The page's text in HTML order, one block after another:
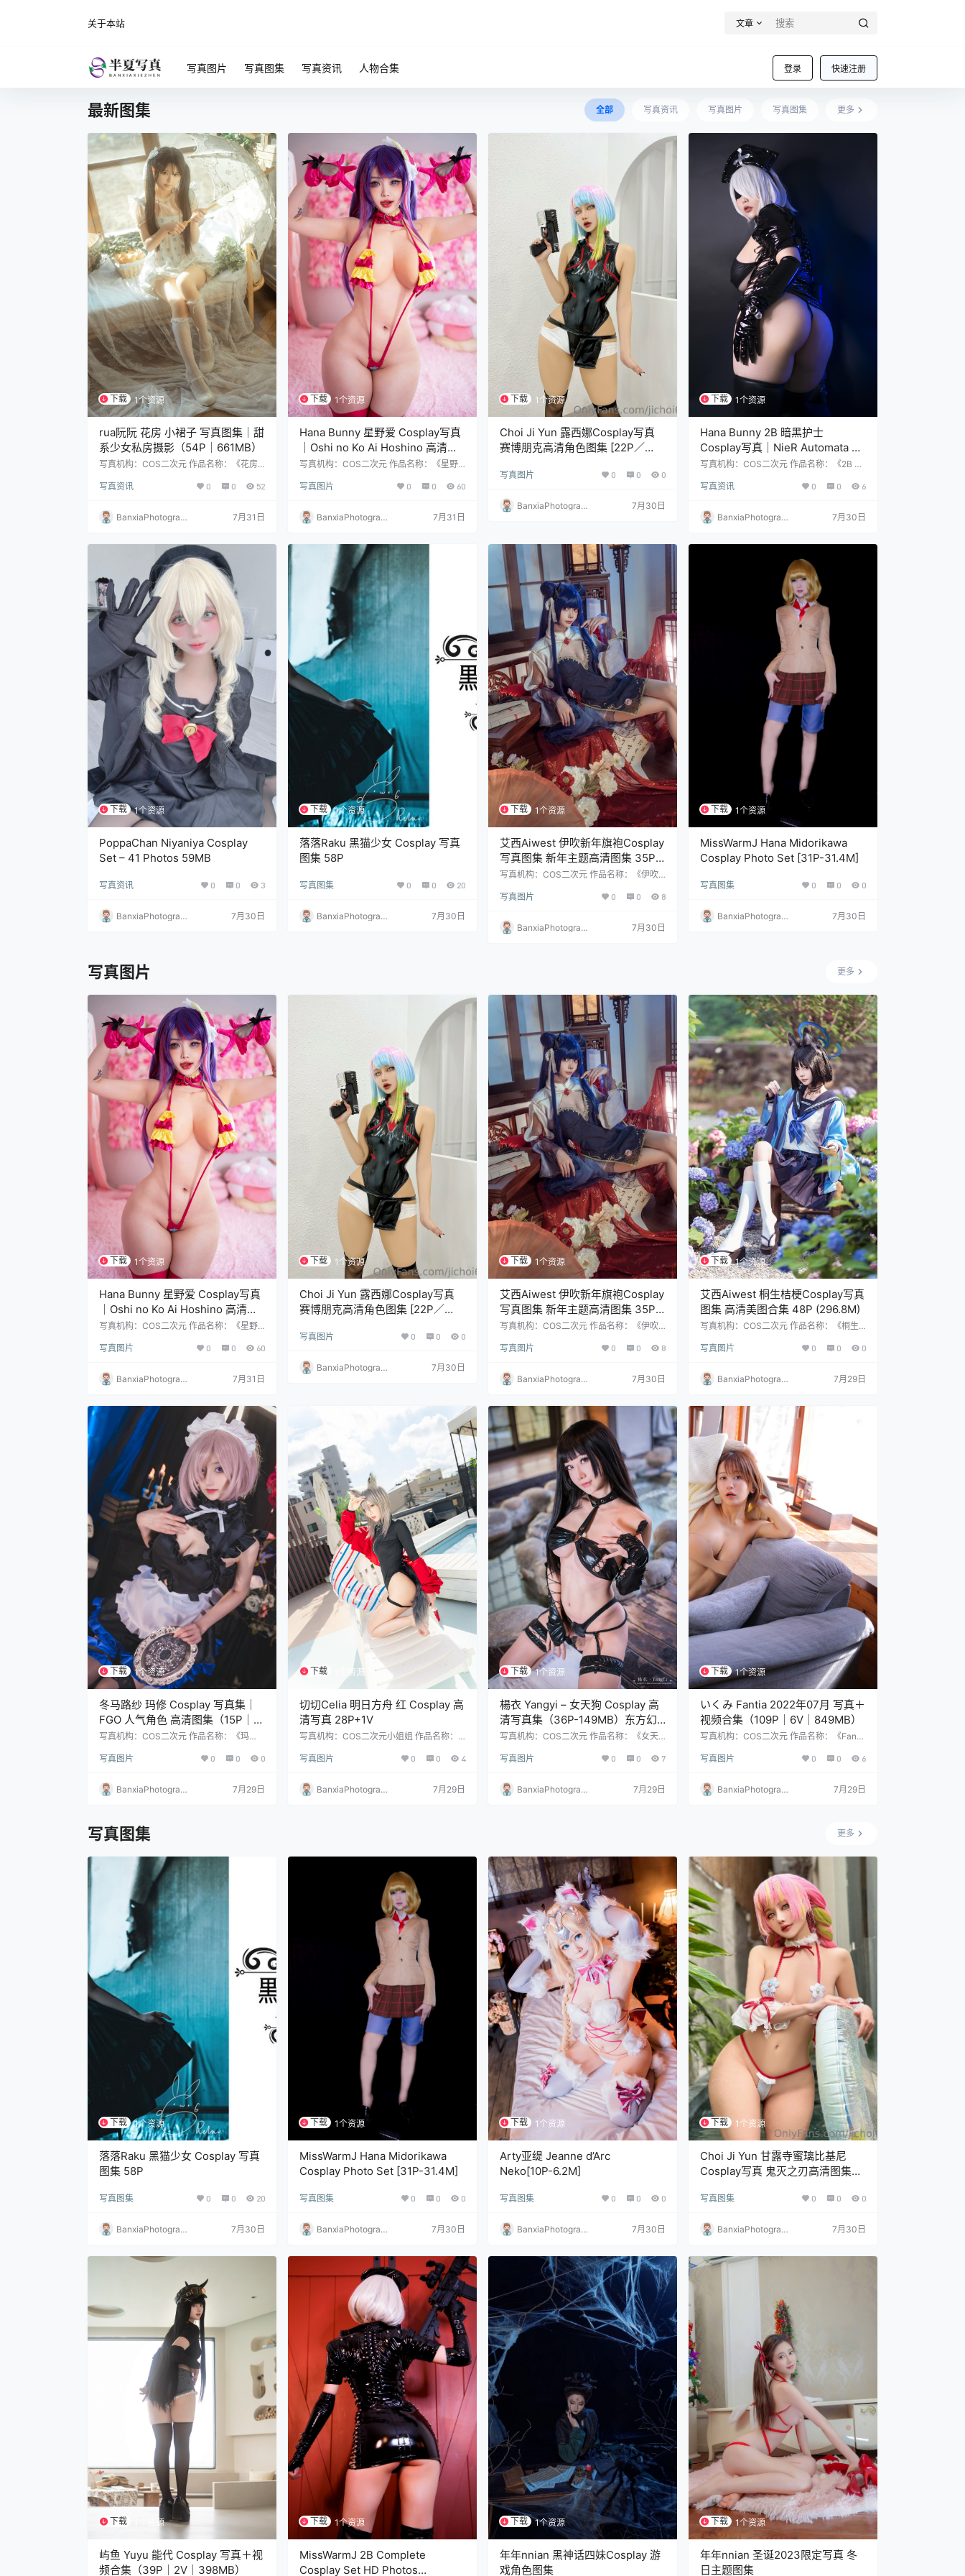
关于本站 文章
登录 快速注册
写真图片 写真图集 写真资讯 人物合集
最新图集 全部 写真资讯 写真图片 写真图集 更多
下载 1个资源
rua阮阮 花房 小裙子 写真图集｜甜
系少女私房摄影（54P｜661MB）
写真机构：COS二次元 作品名称：《花房
张 资源大小：661MB
写真资讯 0 0 52
BanxiaPhotograp
7月31日
下载 1个资源
Hana Bunny 星野爱 Cosplay写真
｜Oshi no Ko Ai Hoshino 高清图
片合集[18P-234.4M]
写真机构：COS二次元 作品名称：《星野
8张 资源大小：234.4MB
写真图片 0 0 60
BanxiaPhotograp
7月31日
下载 1个资源
Choi Ji Yun 露西娜Cosplay写真
赛博朋克高清角色图集 [22P／
写真图片 0 0 0
BanxiaPhotograp
7月30日
下载 1个资源
Hana Bunny 2B 暗黑护士
Cosplay写真｜NieR Automata 2B
Dark Nurse 高清图集[8P-76.4M]
写真机构：COS二次元 作品名称：《2B 暗
量：8张 资源大小：76.4MB
写真资讯 0 0 6
BanxiaPhotograp
7月30日
下载 1个资源
PoppaChan Niyaniya Cosplay
Set – 41 Photos 59MB
写真资讯 0 0 3
BanxiaPhotograp
7月30日
下载 1个资源
落落Raku 黑猫少女 Cosplay 写真
图集 58P
写真图集 0 0 20
BanxiaPhotograp
7月30日
下载 1个资源
艾西Aiwest 伊吹新年旗袍Cosplay
写真图集 新年主题高清图集 35P
(396.8M)
写真机构：COS二次元 作品名称：《伊吹
量：35张 资源大小：396.8MB
写真图片 0 0 8
BanxiaPhotograp
7月30日
下载 1个资源
MissWarmJ Hana Midorikawa
Cosplay Photo Set [31P-31.4M]
写真图集 0 0 0
BanxiaPhotograp
7月30日
写真图片 更多
下载 1个资源
Hana Bunny 星野爱 Cosplay写真
｜Oshi no Ko Ai Hoshino 高清图
片合集[18P-234.4M]
写真机构：COS二次元 作品名称：《星野
8张 资源大小：234.4MB
写真图片 0 0 60
BanxiaPhotograp
7月31日
下载 1个资源
Choi Ji Yun 露西娜Cosplay写真
赛博朋克高清角色图集 [22P／
写真图片 0 0 0
BanxiaPhotograp
7月30日
下载 1个资源
艾西Aiwest 伊吹新年旗袍Cosplay
写真图集 新年主题高清图集 35P
(396.8M)
写真机构：COS二次元 作品名称：《伊吹
量：35张 资源大小：396.8MB
写真图片 0 0 8
BanxiaPhotograp
7月30日
下载 1个资源
艾西Aiwest 桐生桔梗Cosplay写真
图集 高清美图合集 48P (296.8M)
写真机构：COS二次元 作品名称：《桐生
48张 资源大小：296.8MB
写真图片 0 0 0
BanxiaPhotograp
7月29日
下载 1个资源
冬马路纱 玛修 Cosplay 写真集｜
FGO 人气角色 高清图集（15P｜
131MB）
写真机构：COS二次元 作品名称：《玛
数量：15张 资源大小：131MB
写真图片 0 0 0
BanxiaPhotograp
7月29日
下载 1个资源
切切Celia 明日方舟 红 Cosplay 高
清写真 28P+1V
写真机构：COS二次元小姐姐 作品名称：
数量：28P+1V
写真图片 0 0 4
BanxiaPhotograp
7月29日
下载 1个资源
楊衣 Yangyi – 女天狗 Cosplay 高
清写真集（36P-149MB）东方幻
想风格
写真机构：COS二次元 作品名称：《女天
张 资源大小：149MB
写真图片 0 0 7
BanxiaPhotograp
7月29日
下载 1个资源
いくみ Fantia 2022年07月 写真＋
视频合集（109P｜6V｜849MB）
写真机构：COS二次元 作品名称：《Fanti
量：109P｜6V 资源大小：849MB
写真图片 0 0 6
BanxiaPhotograp
7月29日
写真图集 更多
下载 1个资源
落落Raku 黑猫少女 Cosplay 写真
图集 58P
写真图集 0 0 20
BanxiaPhotograp
7月30日
下载 1个资源
MissWarmJ Hana Midorikawa
Cosplay Photo Set [31P-31.4M]
写真图集 0 0 0
BanxiaPhotograp
7月30日
下载 1个资源
Arty亚缇 Jeanne d’Arc
Neko[10P-6.2M]
写真图集 0 0 0
BanxiaPhotograp
7月30日
下载 1个资源
Choi Ji Yun 甘露寺蜜璃比基尼
Cosplay写真 鬼灭之刃高清图集
写真图集 0 0 0
BanxiaPhotograp
7月30日
下载 1个资源
屿鱼 Yuyu 能代 Cosplay 写真＋视
频合集（39P｜2V｜398MB）
下载 1个资源
MissWarmJ 2B Complete
Cosplay Set HD Photos
下载 1个资源
年年nnian 黑神话四妹Cosplay 游
戏角色图集
下载 1个资源
年年nnian 圣诞2023限定写真 冬
日主题图集